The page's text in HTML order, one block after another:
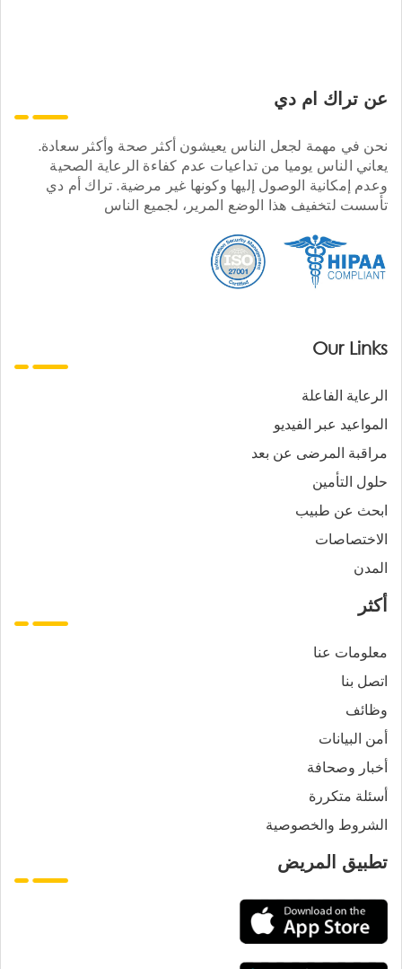
عن تراك ام دي
نحن في مهمة لجعل الناس يعيشون أكثر صحة وأكثر سعادة.
يعاني الناس يوميا من تداعيات عدم كفاءة الرعاية الصحية
وعدم إمكانية الوصول إليها وكونها غير مرضية. تراك أم دي
تأسست لتخفيف هذا الوضع المرير، لجميع الناس
Our Links
الرعاية الفاعلة
المواعيد عبر الفيديو
مراقبة المرضى عن بعد
حلول التأمين
ابحث عن طبيب
الاختصاصات
المدن
أكثر
معلومات عنا
اتصل بنا
وظائف
أمن البيانات
أخبار وصحافة
أسئلة متكررة
الشروط والخصوصية
تطبيق المريض